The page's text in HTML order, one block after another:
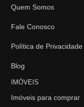
Quem Somos
Fale Conosco
Política de Privacidade
Blog
IMÓVEIS
Imóveis para comprar